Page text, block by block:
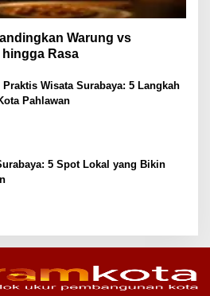
Warung vs
hingga Rasa
Praktis Wisata Surabaya: 5 Langkah
Pahlawan
5 Spot Lokal yang Bikin